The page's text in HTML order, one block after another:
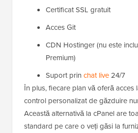
Certificat SSL gratuit
Acces Git
CDN Hostinger (nu este
Premium)
Suport prin chat live24/7
În plus, fiecare plan vă oferă acces
control personalizat de găzduire
Această alternativă la cPanel are
standard pe care o veți găsi la